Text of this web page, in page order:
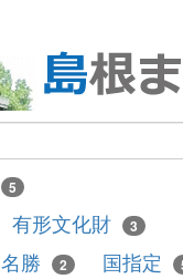
5
有形文化財 3
名勝 2 国指定